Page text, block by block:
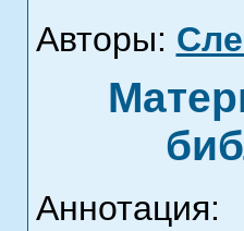
Авторы:
Аннотация: